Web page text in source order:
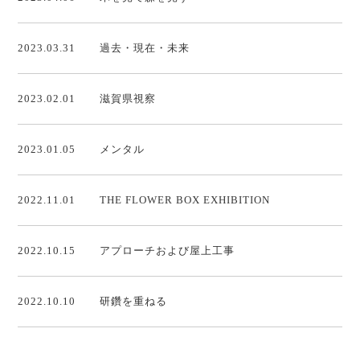
2023.03.31 過去・現在・未来
2023.02.01 滋賀県視察
2023.01.05 メンタル
2022.11.01 THE FLOWER BOX EXHIBITION
2022.10.15 アプローチおよび屋上工事
2022.10.10 研鑽を重ねる